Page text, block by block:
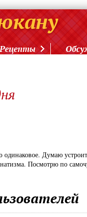
Рецепты
Думаю
Посмотрю по